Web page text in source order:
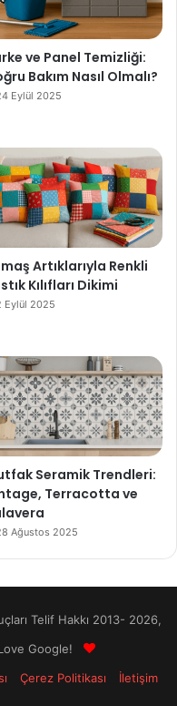
ve Panel Temizliği:
Bakım Nasıl Olmalı?
Eylül 2025
Artıklarıyla Renkli
Kılıfları Dikimi
Eylül 2025
Seramik Trendleri:
Terracotta ve
Ağustos 2025
Telif Hakkı 2013- 2026,
Love Google!
Çerez Politikası İletişim